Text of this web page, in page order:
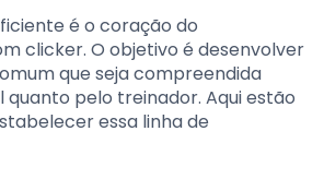
é o coração do
clicker. O objetivo é desenvolver
que seja compreendida
pelo treinador. Aqui estão
essa linha de